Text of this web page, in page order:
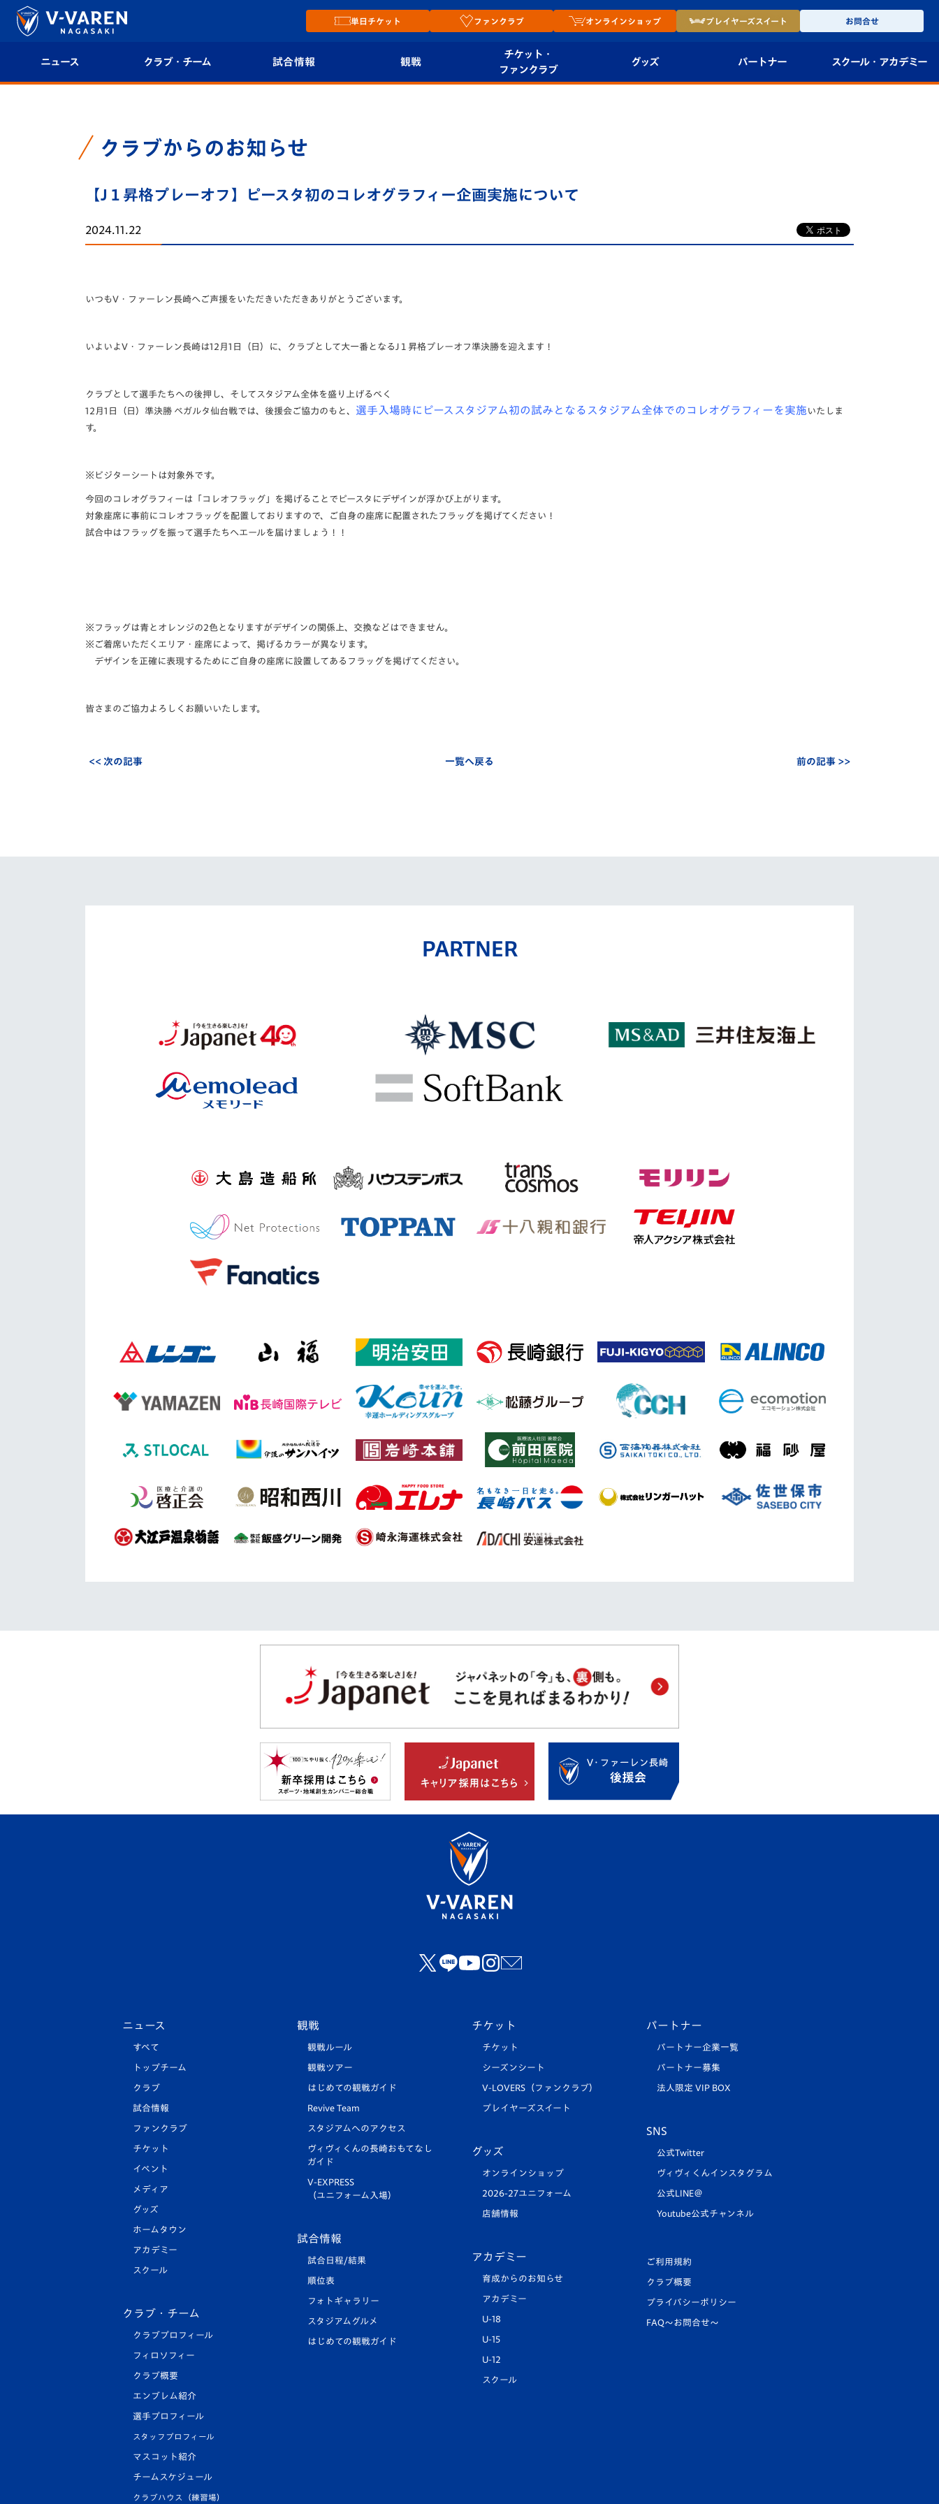
単日チケット ファンクラブ オンラインショップ プレイヤーズスイート お問合せ
ニュース クラブ・チーム
フィロソフィー
選手プロフィール
チームスケジュール
場）
平和祈念活動
ホームタウン活動
試合情報
フォトギャラリー
観戦
Revive Team
チケット・
ファンクラブ
グッズ パートナー スクール・ アカデミー
スクール
クラブからのお知らせ
【J１昇格プレーオフ】ピースタ初のコレオグラフィー企画実施について
2024.11.22
いつもV・ファーレン長崎へご声援をいただきいただきありがとうございます。
いよいよV・ファーレン長崎は12月1日（日）に、クラブとして大一番となるJ１昇格プレーオフ準決勝を迎えます！
クラブとして選手たちへの後押し、そしてスタジアム全体を盛り上げるべく
12月1日（日）準決勝 ベガルタ仙台戦では、後援会ご協力のもと、 選手入場時にピーススタジアム初の試みとなるスタジアム全体でのコレオグラフィーを実施 いたしま
す。
※ビジターシートは対象外です。
今回のコレオグラフィーは「コレオフラッグ」を掲げることでピースタにデザインが浮かび上がります。
対象座席に事前にコレオフラッグを配置しておりますので、ご自身の座席に配置されたフラッグを掲げてください！
試合中はフラッグを振って選手たちへエールを届けましょう！！
※フラッグは青とオレンジの2色となりますがデザインの関係上、交換などはできません。
※ご着席いただくエリア・座席によって、掲げるカラーが異なります。
デザインを正確に表現するためにご自身の座席に設置してあるフラッグを掲げてください。
皆さまのご協力よろしくお願いいたします。
<< 次の記事 一覧へ戻る 前の記事 >>
PARTNER
ニュース
すべて
トップチーム
クラブ
試合情報
ファンクラブ
チケット
イベント
メディア
グッズ
ホームタウン
アカデミー
スクール
クラブ・チーム
クラブプロフィール
フィロソフィー
クラブ概要
エンブレム紹介
選手プロフィール
スタッフプロフィール
マスコット紹介
チームスケジュール
クラブハウス（練習場）
観戦
観戦ルール
観戦ツアー
はじめての観戦ガイド
Revive Team
スタジアムへのアクセス
ヴィヴィくんの長崎おもてなし
ガイド
V-EXPRESS
（ユニフォーム入場）
試合情報
試合日程/結果
順位表
フォトギャラリー
スタジアムグルメ
はじめての観戦ガイド
チケット
チケット
シーズンシート
V-LOVERS（ファンクラブ）
プレイヤーズスイート
グッズ
オンラインショップ
2026-27ユニフォーム
店舗情報
アカデミー
育成からのお知らせ
アカデミー
U-18
U-15
U-12
スクール
パートナー
パートナー企業一覧
パートナー募集
法人限定 VIP BOX
SNS
公式Twitter
ヴィヴィくんインスタグラム
公式LINE＠
Youtube公式チャンネル
ご利用規約
クラブ概要
プライバシーポリシー
FAQ〜お問合せ〜